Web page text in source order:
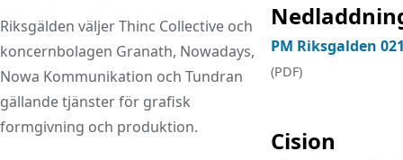
Riksgälden väljer Thinc Collective och
koncernbolagen Granath, Nowadays,
Nowa Kommunikation och Tundran
gällande tjänster för grafisk
formgivning och produktion.
PM Riksgalden
(PDF)
Cision